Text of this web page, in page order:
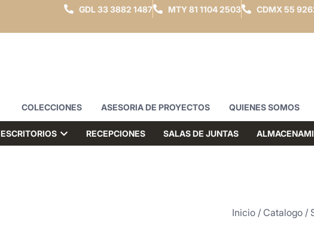
GDL33 3882 1487 MTY81 1104 2503 CDMX 55
COLECCIONES ASESORIA DE PROYECTOS QUIENES SOMOS
ESCRITORIOS RECEPCIONES SALAS DE JUNTAS
Inicio / Catalogo /